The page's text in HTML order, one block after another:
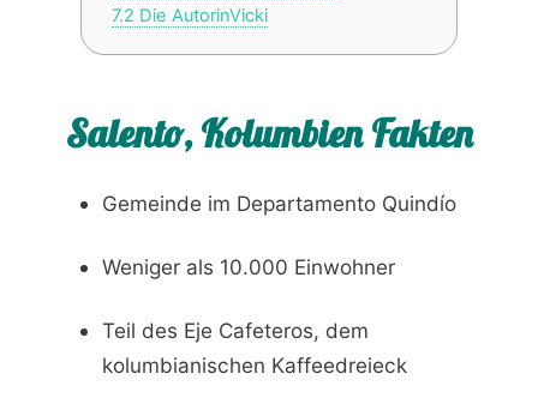
7.2 Die AutorinVicki
Salento, Kolumbien Fakten
Gemeinde im Departamento Quindío
Weniger als 10.000 Einwohner
Teil des Eje Cafeteros, dem
kolumbianischen Kaffeedreieck